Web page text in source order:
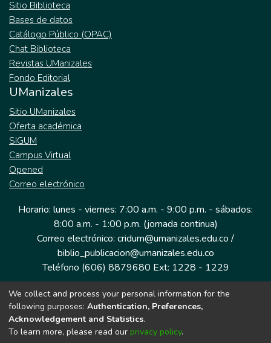
Sitio Biblioteca
Bases de datos
Catálogo Público (OPAC)
Chat Biblioteca
Revistas UManizales
Fondo Editorial
UManizales
Sitio UManizales
Oferta académica
SIGUM
Campus Virtual
Opened
Correo electrónico
Horario: lunes - viernes: 7:00 a.m. - 9:00 p.m. - sábados:
8:00 a.m. - 1:00 p.m. (jornada continua)
Correo electrónico: cridum@umanizales.edu.co /
biblio_publicacion@umanizales.edu.co
Teléfono (606) 8879680 Ext: 1228 - 1229
Dirección: Cra 9 a # 19-03 Edificio histórico, piso 1
Manizales, Caldas
Colombia.
We collect and process your personal information for the
following purposes: Authentication, Preferences,
Acknowledgement and Statistics.
To learn more, please read our privacy policy.